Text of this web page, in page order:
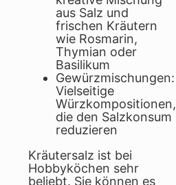
aus Salz und
frischen Kräutern
wie Rosmarin,
Thymian oder
Basilikum
Gewürzmischungen:
Vielseitige
Würzkompositionen,
die den Salzkonsum
reduzieren
Kräutersalz ist bei
Hobbyköchen sehr
beliebt. Sie können es